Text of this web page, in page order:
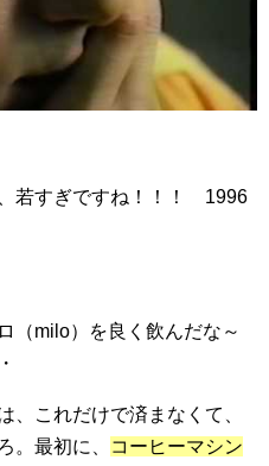
若すぎですね！！！ 1996
（milo）を良く飲んだな～
、これだけで済まなくて、
。最初に、
コーヒーマシン